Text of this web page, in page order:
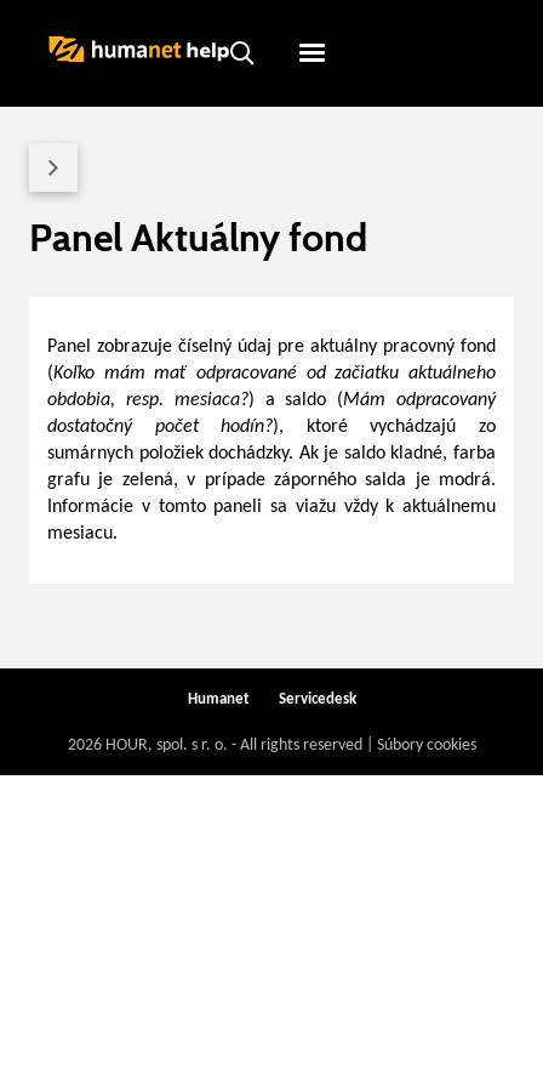
Humanet
Panel Aktuálny fond
Panel zobrazuje číselný údaj pre aktuálny pracovný fond
(Koľko mám mať odpracované od začiatku aktuálneho
obdobia, resp. mesiaca?) a saldo (Mám odpracovaný
dostatočný počet hodín?), ktoré vychádzajú zo
sumárnych položiek dochádzky. Ak je saldo kladné, farba
grafu je zelená, v prípade záporného salda je modrá.
Informácie v tomto paneli sa viažu vždy k aktuálnemu
mesiacu.
2026 HOUR, spol. s r. o. - All rights reserved | Súbory cookies
Humanet Servicedesk